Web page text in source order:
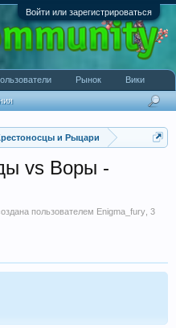
Войти или зарегистрироваться
и Рыцари
vs Воры -
пользователем Enigma_fury 3
Рынок Вики